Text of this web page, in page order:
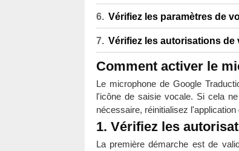
Vérifiez les paramètres de
Vérifiez les autorisations de
Comment activer le
Le microphone de Google
l'icône de saisie vocale. Si cela
nécessaire, réinitialisez
1. Vérifiez les
La première démarche est de